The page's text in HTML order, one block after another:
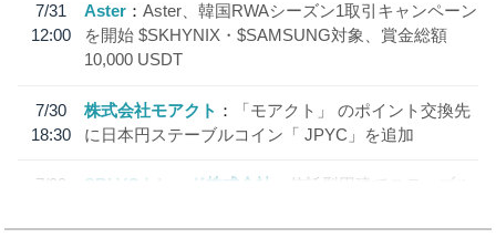
7/31
12:00
Aster
Aster、韓国RWAシーズン1取引キャンペーン
を開始 $SKHYNIX・$SAMSUNG対象、賞金総額
10,000 USDT
7/30
18:30
株式会社モアクト
「モアクト」 のポイント交換先
に日本円ステーブルコイン「 JPYC」を追加
7/29
SBI VCトレード株式会社
信託型円建てステーブル